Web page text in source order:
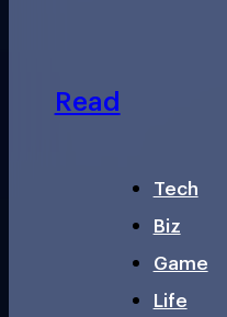
Read
Tech
Biz
Game
Life